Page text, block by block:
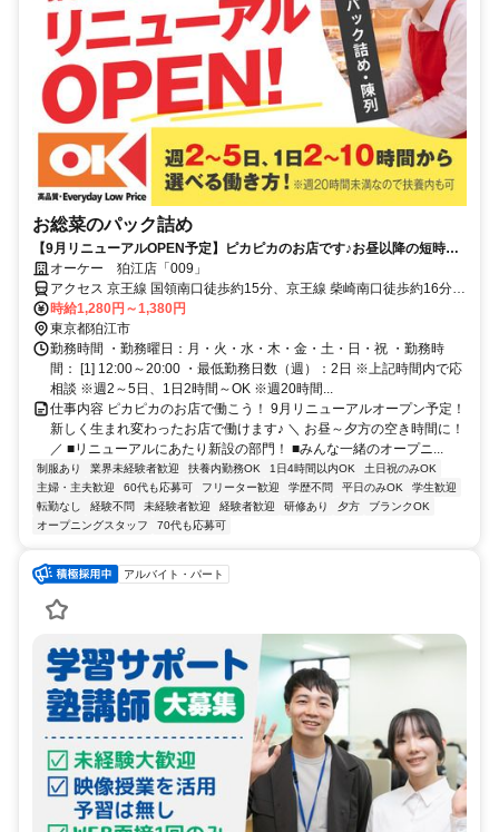
お総菜のパック詰め
【9月リニューアルOPEN予定】ピカピカのお店です♪お昼以降の短時
間！週2日～、2h～OK！今回新設の部門で募集◎
オーケー 狛江店「009」
アクセス 京王線 国領南口徒歩約15分、京王線 柴崎南口徒歩約16分、
京王線 布田北口徒歩約22分 国領駅より徒歩約15分/「狛江駅」よりバ
ス
時給1,280円～1,380円
東京都狛江市
勤務時間 ・勤務曜日：月・火・水・木・金・土・日・祝 ・勤務時
間： [1] 12:00～20:00 ・最低勤務日数（週）：2日 ※上記時間内で応
相談 ※週2～5日、1日2時間～OK ※週20時間...
仕事内容 ピカピカのお店で働こう！ 9月リニューアルオープン予定！
新しく生まれ変わったお店で働けます♪ ＼ お昼～夕方の空き時間に！
／ ■リニューアルにあたり新設の部門！ ■みんな一緒のオープニ...
制服あり 業界未経験者歓迎 扶養内勤務OK 1日4時間以内OK
土日祝のみOK
主婦・主夫歓迎
60代も応募可 フリーター歓迎 学歴不問 平日のみOK
学生歓迎
転勤なし
経験不問 未経験者歓迎 経験者歓迎 研修あり 夕方
ブランクOK
オープニングスタッフ
70代も応募可
アルバイト・パート